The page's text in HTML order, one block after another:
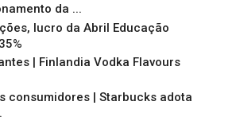
da ...
lucro da Abril Educação
| Finlandia Vodka Flavours
consumidores | Starbucks adota